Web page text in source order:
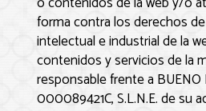
forma contra los derechos
intelectual e industrial de la
contenidos y servicios de la
responsable frente aBUENO
000089421C, S.L.N.E.de su